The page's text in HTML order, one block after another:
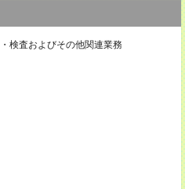
検査およびその他関連業務